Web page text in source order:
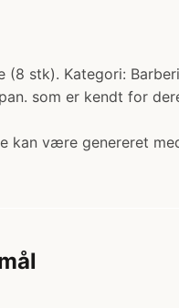
(8 stk). Kategori:
som er kendt for
kan være genereret